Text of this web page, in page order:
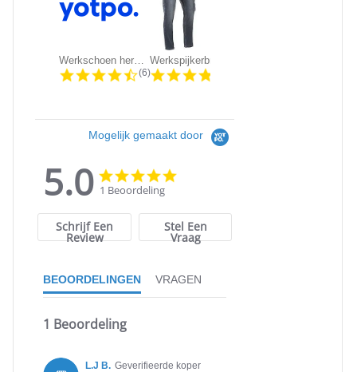
Werkschoen heren Grisport 803/703 |...
4.5 star rating
(6)
Mogelijk gemaakt door
5.0
5.0
star
1 Beoordeling
Schrijf Een
Review
Stel Een
Vraag
BEOORDELINGEN VRAGEN
1 Beoordeling
L.J B. Geverifieerde koper